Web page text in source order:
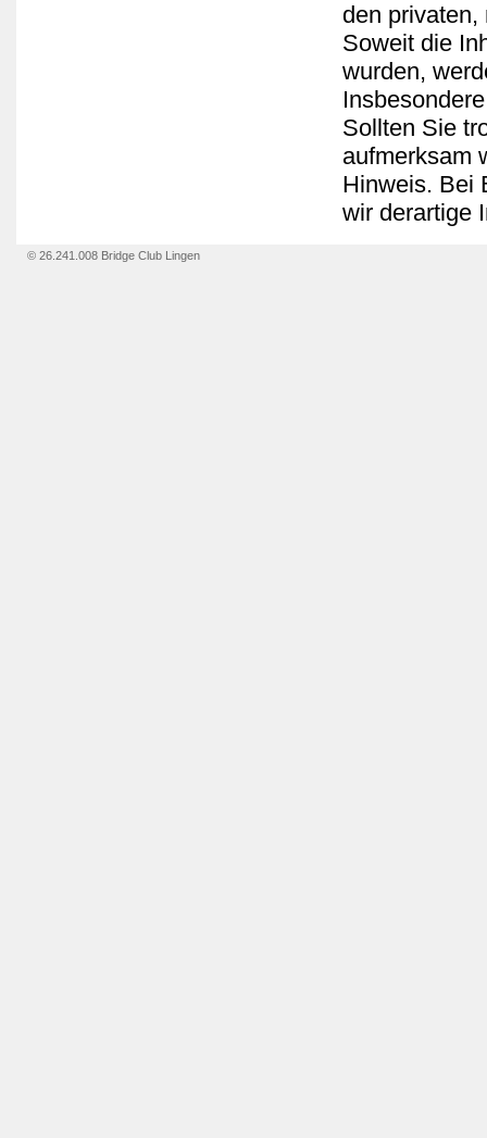
den
Soweit die
wurden,
Sollten Sie
aufmerksam
Hinweis. Bei
wir derartige
© 26.241.008 Bridge Club Lingen